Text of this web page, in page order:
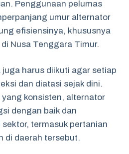
Penggunaan pelumas
umur alternator
efisiensinya, khususnya
Nusa Tenggara Timur.
harus diikuti agar setiap
dan diatasi sejak dini.
konsisten, alternator
dengan baik dan
termasuk pertanian
di daerah tersebut.